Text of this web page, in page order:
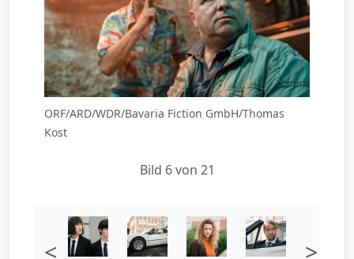
ORF/ARD/WDR/Bavaria Fiction GmbH/Thomas
Kost
Bild 6 von 21
< >